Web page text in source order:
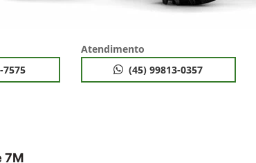
7575
Atendimento
(45) 99813-0357
7M